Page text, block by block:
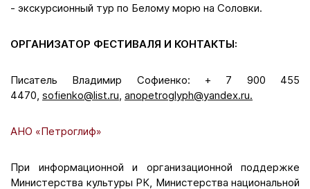
- экскурсионный тур по Белому морю на Соловки.
ОРГАНИЗАТОР ФЕСТИВАЛЯ И КОНТАКТЫ:
Писатель Владимир Софиенко: + 7 900 455
4470, sofienko@list.ru, anopetroglyph@yandex.ru.
АНО «Петроглиф»
При информационной и организационной поддержке
Министерства культуры РК, Министерства национальной